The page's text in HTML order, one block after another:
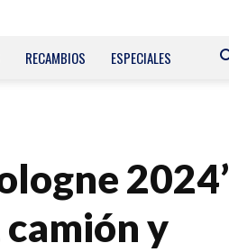
RECAMBIOS ESPECIALES
2024’
camión y